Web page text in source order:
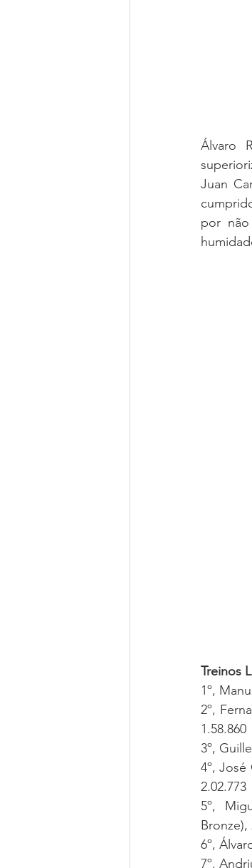
Álvaro
Juan
por
Treinos
1º,
2º,
1.58.860
3º,
4º,
2.02.773
5º,
Bronze),
6º,
7º,